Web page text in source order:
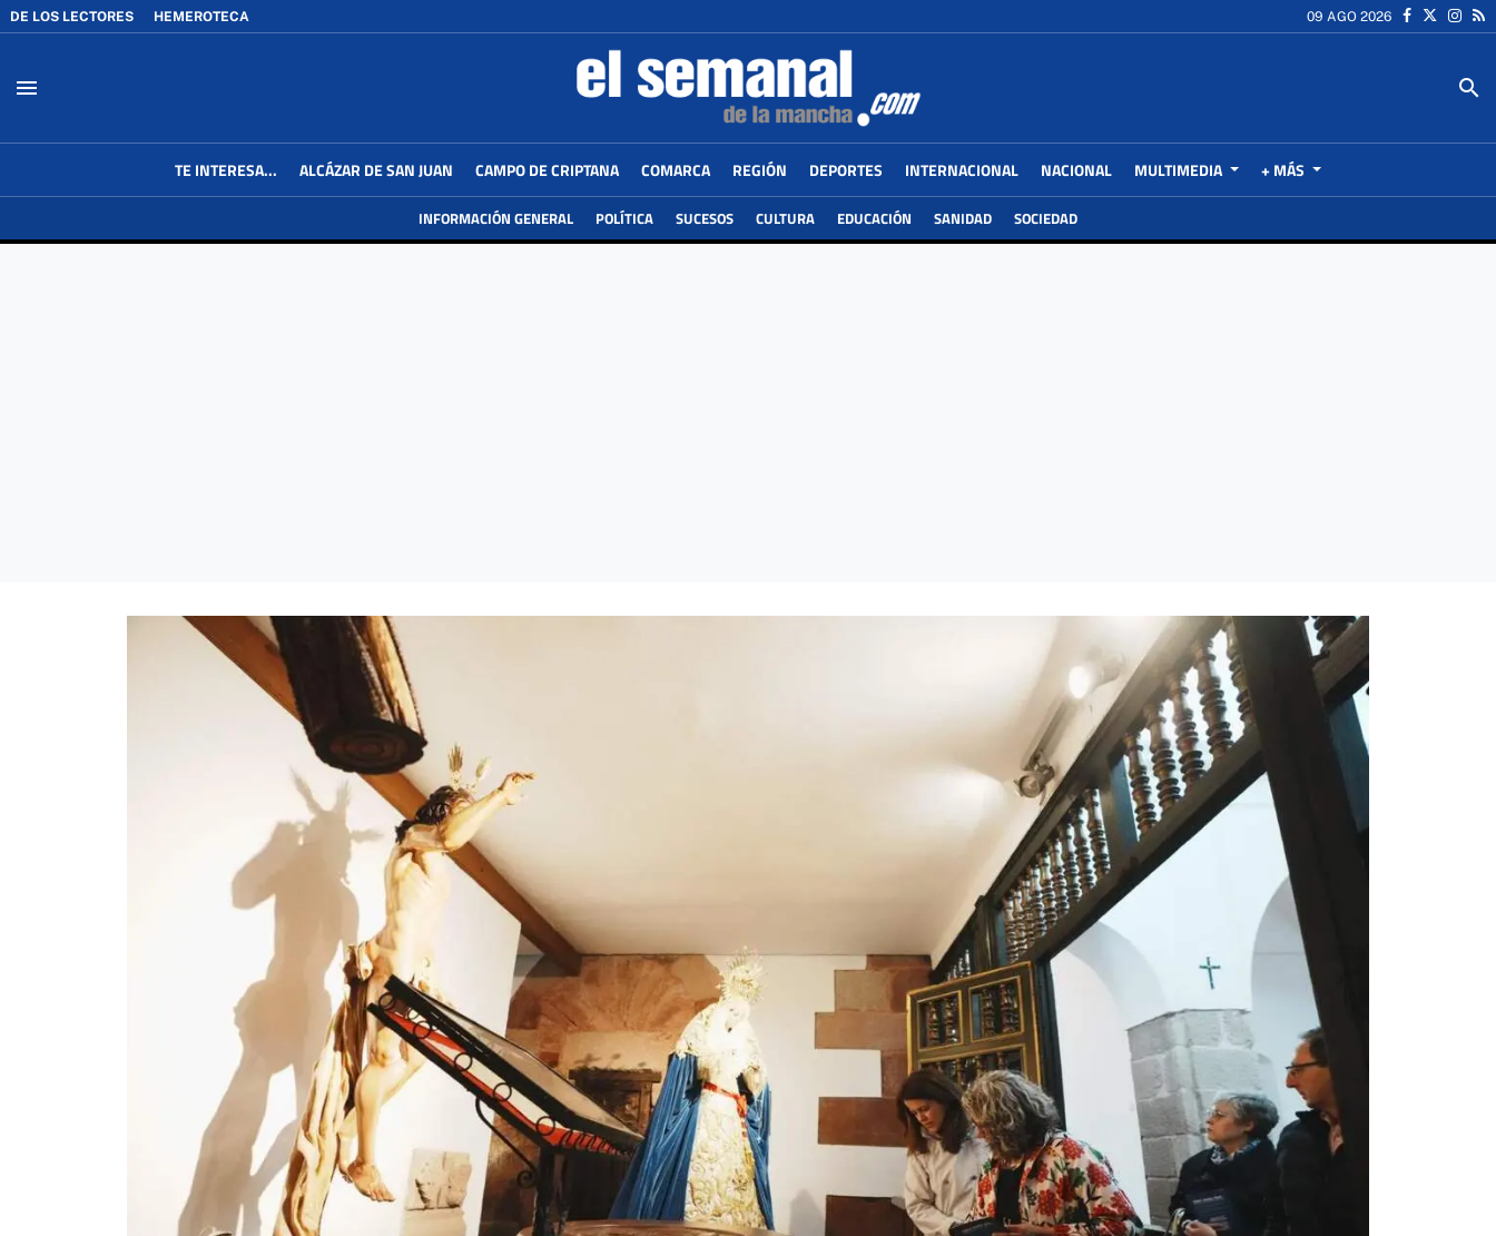
DE LOS LECTORES HEMEROTECA 09 AGO 2026
menu search
TE INTERESA... ALCÁZAR DE SAN JUAN CAMPO DE CRIPTANA COMARCA REGIÓN DEPORTES INTERNACIONAL NACIONAL MULTIMEDIA + MÁS
INFORMACIÓN GENERAL POLÍTICA SUCESOS CULTURA EDUCACIÓN SANIDAD SOCIEDAD